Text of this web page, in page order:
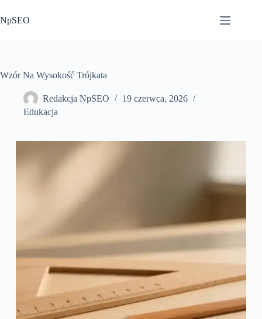
do
treści
NpSEO
Wzór Na Wysokość Trójkata
Redakcja NpSEO
19 czerwca, 2026
Edukacja